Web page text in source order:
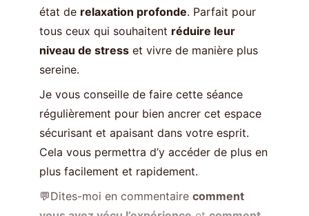
état de relaxation profonde. Parfait pour
tous ceux qui souhaitent réduire leur
niveau de stress et vivre de manière plus
sereine.
Je vous conseille de faire cette séance
régulièrement pour bien ancrer cet espace
sécurisant et apaisant dans votre esprit.
Cela vous permettra d’y accéder de plus en
plus facilement et rapidement.
💬Dites-moi en commentaire comment